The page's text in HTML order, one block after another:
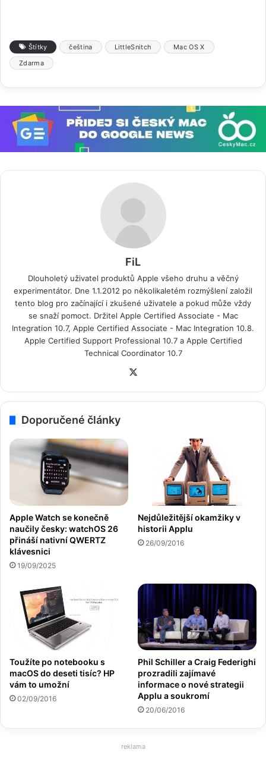
Štítky čeština LittleSnitch
Mac OS X
Zdarma
FiL
Dlouholetý uživatel produktů Apple všeho druhu a věčný
experimentátor. Dne 1.1.2012 po několikaletém rozmýšlení založil
tento blog pro začínající i zkušené uživatele a pokud může vždy
se snaží pomoct. Držitel Apple Certified Associate - Mac
Integration 10.7, Apple Certified Associate - Mac Integration 10.8.
Apple Certified Support Professional 10.7 a Apple Certified
Technical Coordinator 10.7
Doporučené články
Apple Watch se konečně
naučily česky: watchOS 26
přináší nativní QWERTZ
klávesnici
19/09/2025
Nejdůležitější okamžiky v
historii Applu
26/09/2016
Toužíte po notebooku s
macOS do deseti tisíc? HP
vám to umožní
02/09/2016
Phil Schiller a Craig Federighi
prozradili zajímavé
informace o nové strategii
Applu a soukromí
20/06/2016
reklama